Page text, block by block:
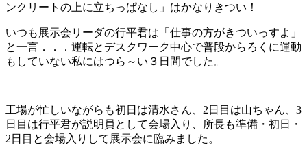
ンクリートの上に立ちっぱなし」はかなりきつい！
いつも展示会リーダの行平君は「仕事の方がきついっすよ」
と一言．．．運転とデスクワーク中心で普段からろくに運動
もしていない私にはつら～い３日間でした。
工場が忙しいながらも初日は清水さん、2日目は山ちゃん、3
日目は行平君が説明員として会場入り、所長も準備・初日・
2日目と会場入りして展示会に臨みました。